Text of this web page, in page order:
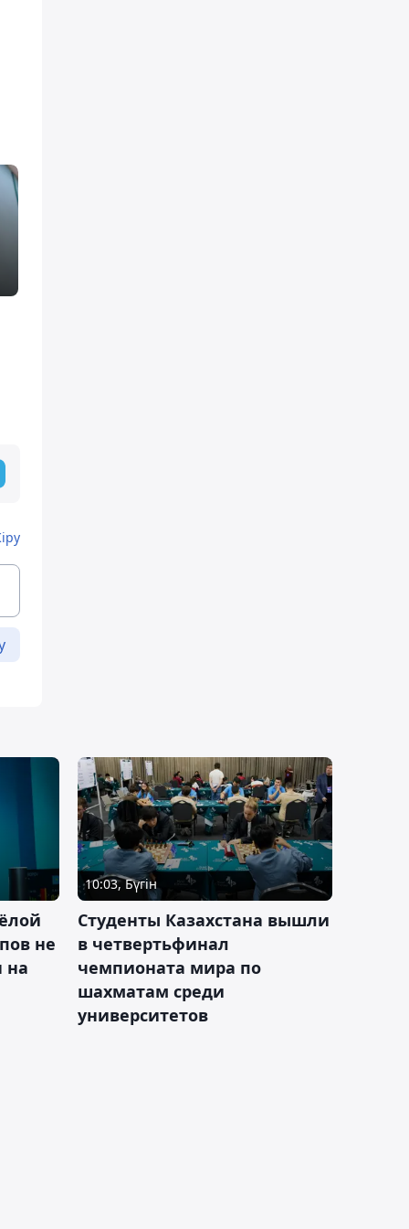
не
на
10:03, Бүгін
Студенты Казахстана вышли
в четвертьфинал
чемпионата мира по
шахматам среди
университетов